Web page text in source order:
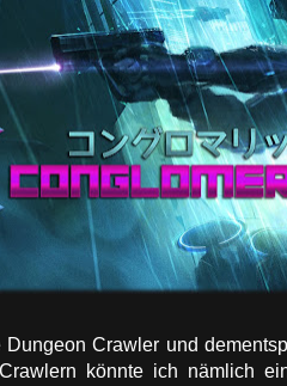
Crawler und
könnte ich nämlich